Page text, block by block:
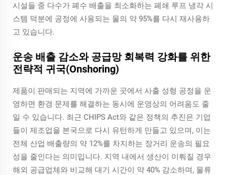
시설들 중 다수가 폐수 배출을 최소화하는 폐쇄 루프 냉각 시
스템 덕분에 공정에 사용되는 물의 약 95%를 다시 재사용하
고 있습니다.
운송 배출 감소와 공급망 회복력 강화를 위한
전략적 귀국(Onshoring)
제품이 판매되는 지역에 가까운 곳에서 사출 성형 공정을 운
영하면 환경 문제를 해결하는 동시에 운영상의 어려움도 줄
일 수 있습니다. 최근 CHIPS Act와 같은 정책의 추진은 기업
들이 제조업을 본국으로 다시 유턴하게 만들고 있으며, 이는
전체 산업 배출량의 약 12%를 차지하는 장거리 운송의 필요
성을 줄인다는 의미입니다. 지역 내에서 생산이 이뤄질 경우
해외 공급업체와 비교해 대기 시간이 약 40% 감소하며, 물류